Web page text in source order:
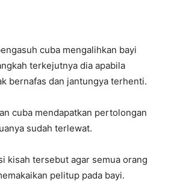
cuba mengalihkan bayi
terkejutnya dia apabila
bernafas dan jantungya terhenti.
cuba mendapatkan pertolongan
sudah terlewat.
kisah tersebut agar semua orang
pelitup pada bayi.